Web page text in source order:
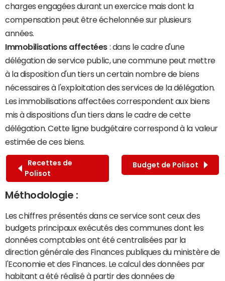
charges engagées durant un exercice mais dont la
compensation peut être échelonnée sur plusieurs
années.
Immobilisations affectées : dans le cadre d'une
délégation de service public, une commune peut mettre
à la disposition d'un tiers un certain nombre de biens
nécessaires à l'exploitation des services de la délégation.
Les immobilisations affectées correspondent aux biens
mis à dispositions d'un tiers dans le cadre de cette
délégation. Cette ligne budgétaire correspond à la valeur
estimée de ces biens.
Recettes de
Polisot
Budget de Polisot
Méthodologie :
Les chiffres présentés dans ce service sont ceux des
budgets principaux exécutés des communes dont les
données comptables ont été centralisées par la
direction générale des Finances publiques du ministère de
l'Economie et des Finances. Le calcul des données par
habitant a été réalisé à partir des données de